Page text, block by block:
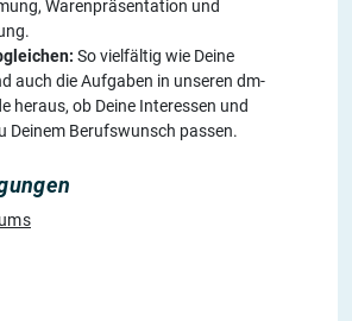
Warenpräsentation und
So vielfältig wie Deine
auch die Aufgaben in unseren dm-
heraus, ob Deine Interessen und
Deinem Berufswunsch passen.